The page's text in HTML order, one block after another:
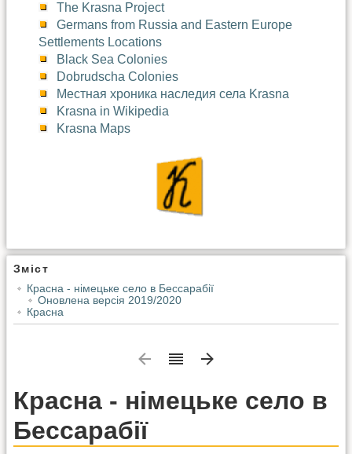
The Krasna Project
Germans from Russia and Eastern Europe
Settlements Locations
Black Sea Colonies
Dobrudscha Colonies
Местная хроника наследия села Krasna
Krasna in Wikipedia
Krasna Maps
Зміст
Красна - німецьке село в Бессарабії
Оновлена версія 2019/2020
Красна
Красна - німецьке село в
Бессарабії